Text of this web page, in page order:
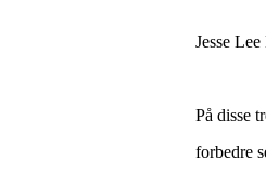
Jesse
På disse
forbedre